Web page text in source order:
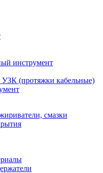
инструмент
УЗК (протяжки кабельные)
смазки